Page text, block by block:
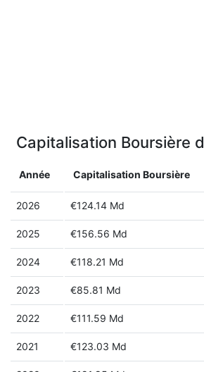
Capitalisation Boursière
Année Capitalisation Boursière
2026 €124.14 Md
2025 €156.56 Md
2024 €118.21 Md
2023 €85.81 Md
2022 €111.59 Md
2021 €123.03 Md